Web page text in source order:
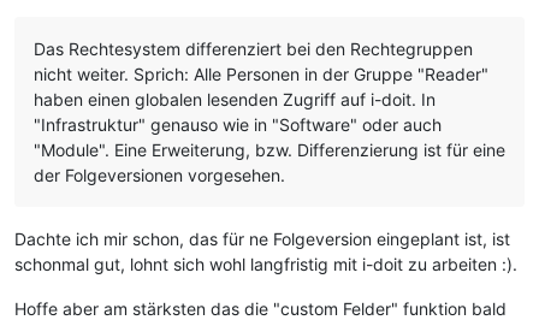
Das Rechtesystem differenziert bei den Rechtegruppen
nicht weiter. Sprich: Alle Personen in der Gruppe "Reader"
haben einen globalen lesenden Zugriff auf i-doit. In
"Infrastruktur" genauso wie in "Software" oder auch
"Module". Eine Erweiterung, bzw. Differenzierung ist für eine
der Folgeversionen vorgesehen.
Dachte ich mir schon, das für ne Folgeversion eingeplant ist, ist
schonmal gut, lohnt sich wohl langfristig mit i-doit zu arbeiten :).
Hoffe aber am stärksten das die "custom Felder" funktion bald